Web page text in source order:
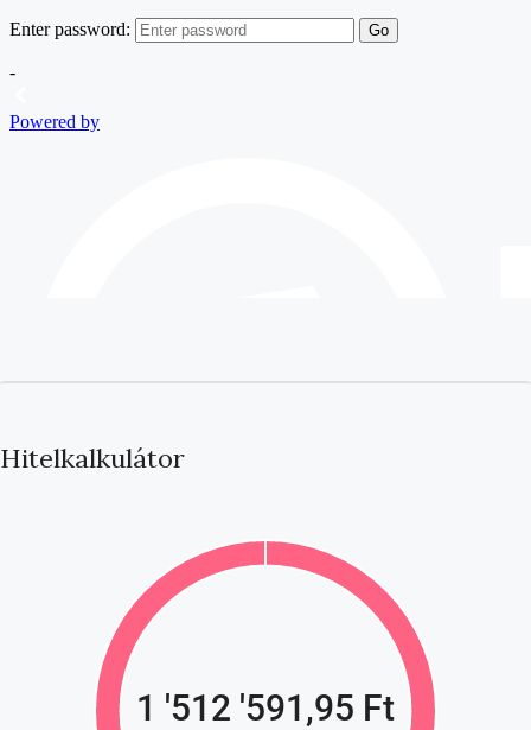
Hitelkalkulátor
1 '512 '591,95 Ft